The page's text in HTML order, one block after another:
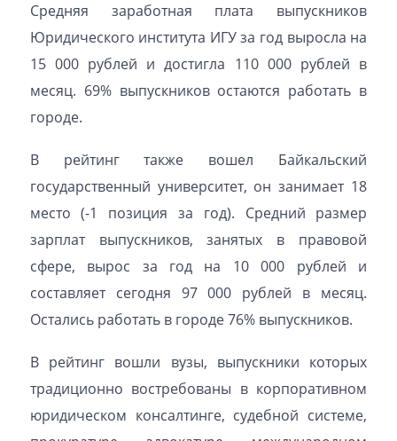
Средняя заработная плата выпускников
Юридического института ИГУ за год выросла на
15 000 рублей и достигла 110 000 рублей в
месяц. 69% выпускников остаются работать в
городе.
В рейтинг также вошел Байкальский
государственный университет, он занимает 18
место (-1 позиция за год). Средний размер
зарплат выпускников, занятых в правовой
сфере, вырос за год на 10 000 рублей и
составляет сегодня 97 000 рублей в месяц.
Остались работать в городе 76% выпускников.
В рейтинг вошли вузы, выпускники которых
традиционно востребованы в корпоративном
юридическом консалтинге, судебной системе,